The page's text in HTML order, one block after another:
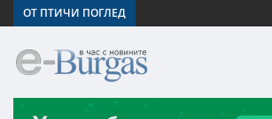
ОТ ПТИЧИ ПОГЛЕД